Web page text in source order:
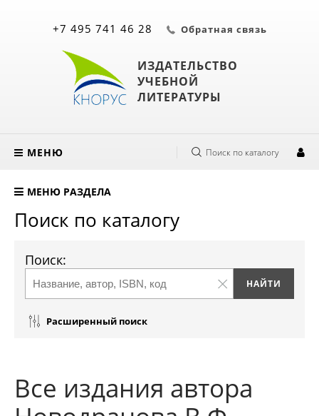
ИЗДАТЕЛЬСТВО
УЧЕБНОЙ
ЛИТЕРАТУРЫ
+7 495 741 46 28 Обратная связь
МЕНЮ Поиск по каталогу
МЕНЮ РАЗДЕЛА
Поиск по каталогу
Поиск:
Расширенный поиск
Все издания автора